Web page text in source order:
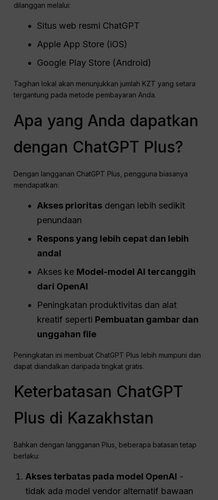
dilanggan melalui:
Situs web resmi ChatGPT
Apple App Store (iOS)
Google Play Store (Android)
Tagihan lokal akan menunjukkan jumlah KZT yang setara
tergantung pada metode pembayaran Anda.
Apa yang Anda dapatkan
dengan ChatGPT Plus?
Dengan langganan ChatGPT Plus, pengguna biasanya
mendapatkan:
Akses prioritas dengan lebih sedikit
penundaan
Respons yang lebih cepat dan lebih
andal
Akses ke Model-model AI tercanggih
dari OpenAI
Peningkatan produktivitas dan alat
kreatif seperti Pembuatan gambar dan
unggahan file
Peningkatan ini membuat ChatGPT Plus lebih mumpuni dan
dapat diandalkan daripada tingkat gratis.
Keterbatasan ChatGPT
Plus di Kazakhstan
Bahkan dengan langganan Plus, beberapa batasan tetap
berlaku:
Akses terbatas pada model OpenAI -
tidak ada model vendor alternatif bawaan